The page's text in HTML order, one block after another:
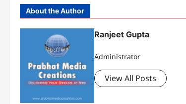
About the Author
Ranjeet Gupta
Administrator
View All Posts